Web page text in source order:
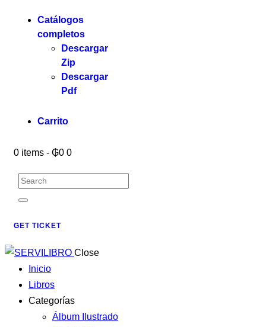
Catálogos
completos
Descargar
Zip
Descargar
Pdf
Carrito
0 items - ₲0 0
GET TICKET
Close
Inicio
Libros
Categorías
Álbum Ilustrado